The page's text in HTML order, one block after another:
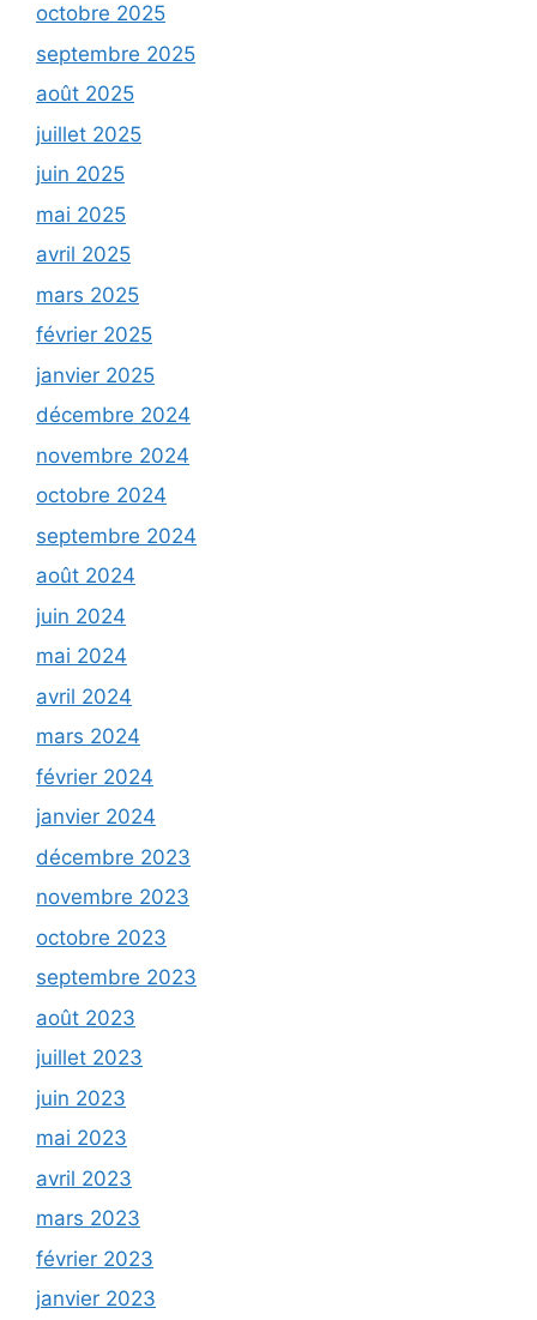
octobre 2025
septembre 2025
août 2025
juillet 2025
juin 2025
mai 2025
avril 2025
mars 2025
février 2025
janvier 2025
décembre 2024
novembre 2024
octobre 2024
septembre 2024
août 2024
juin 2024
mai 2024
avril 2024
mars 2024
février 2024
janvier 2024
décembre 2023
novembre 2023
octobre 2023
septembre 2023
août 2023
juillet 2023
juin 2023
mai 2023
avril 2023
mars 2023
février 2023
janvier 2023